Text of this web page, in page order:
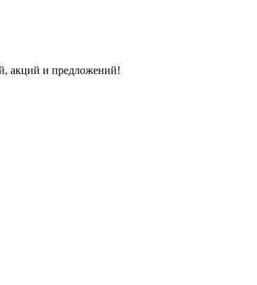
акций и предложений!